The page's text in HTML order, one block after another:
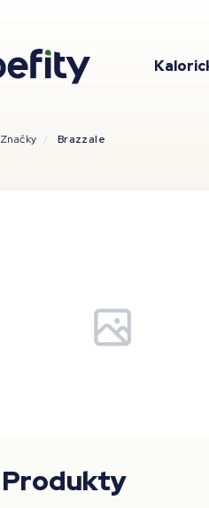
Značky Brazzale
Produkty